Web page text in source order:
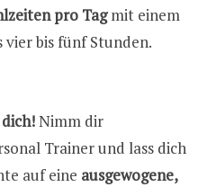
pro Tagmit einem
bis fünf Stunden.
Nimm dir
Trainer und lass dich
auf eine ausgewogene,